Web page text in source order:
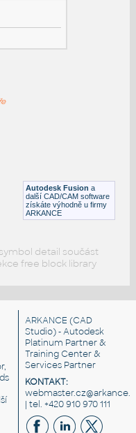
Autodesk Fusion a
další CAD/CAM software
získáte výhodně u firmy
ARKANCE
detail součást
free block library
ARKANCE (CAD
Studio) - Autodesk
Platinum Partner &
Training Center &
Services Partner
KONTAKT:
| tel. +420 910 970 111